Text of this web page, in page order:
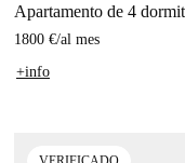
Apartamento de 4
1800 €/al mes
+info